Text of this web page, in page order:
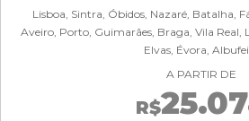
Lisboa, Sintra, Óbidos, Nazaré, Batalha,
Aveiro, Porto, Guimarães, Braga, Vila Real,
Elvas, Évora,
A PARTIR DE
R$